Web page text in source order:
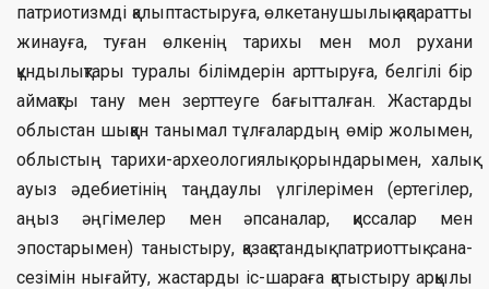
патриотизмді қалыптастыруға, өлкетанушылық ақпаратты
жинауға, туған өлкенің тарихы мен мол рухани
құндылықтары туралы білімдерін арттыруға, белгілі бір
аймақты тану мен зерттеуге бағытталған. Жастарды
облыстан шыққан танымал тұлғалардың өмір жолымен,
облыстың тарихи-археологиялық орындарымен, халық
ауыз әдебиетінің таңдаулы үлгілерімен (ертегілер,
аңыз әңгімелер мен әпсаналар, қиссалар мен
эпостарымен) таныстыру, қазақстандық патриоттық сана-
сезімін нығайту, жастарды іс-шараға қатыстыру арқылы